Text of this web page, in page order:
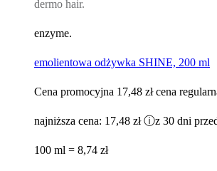
dermo hair.
enzyme.
emolientowa odżywka SHINE, 200 ml
Cena promocyjna 17,48 zł cena
najniższa cena: 17,48 zł ⓘz 30 dni
100 ml = 8,74 zł